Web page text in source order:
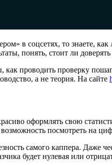
в соцсетях, то знаете,
понять, стоит ли
как проводить проверку
а не теория. На сайте
оформлять свою
посмотреть на
самого каппера.
будет нулевая или